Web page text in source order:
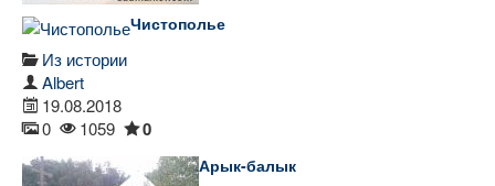
Чистополье
Из истории
Albert
19.08.2018
0
1059 0
Арык-балык